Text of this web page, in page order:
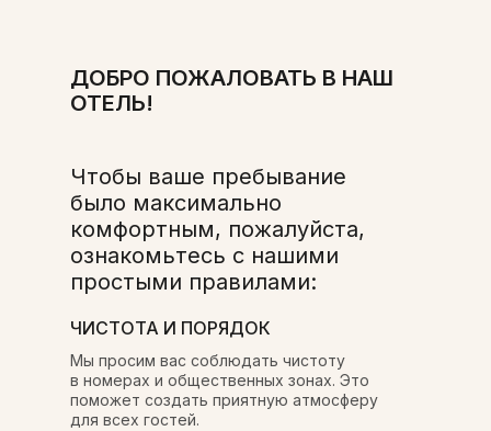
Мы просим вас соблюдать чистоту
в номерах и общественных зонах. Это
поможет создать приятную атмосферу
для всех гостей.
ЧИСТОТА И ПОРЯДОК
Чтобы ваше пребывание
было максимально
комфортным, пожалуйста,
ознакомьтесь с нашими
простыми правилами:
ДОБРО ПОЖАЛОВАТЬ В НАШ
ОТЕЛЬ!